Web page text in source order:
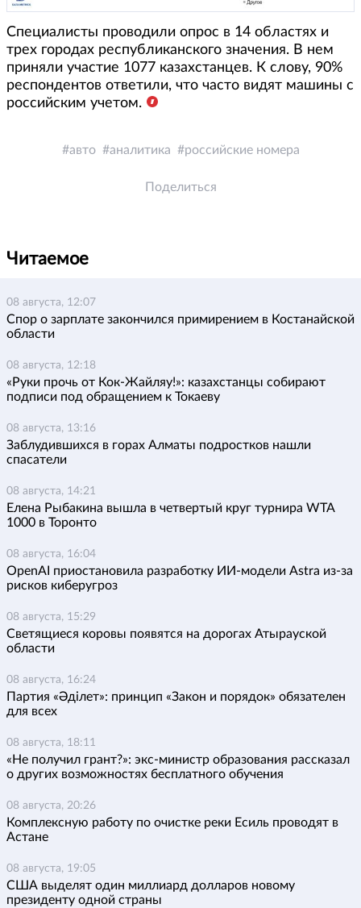
Специалисты проводили опрос в 14 областях и
трех городах республиканского значения. В нем
приняли участие 1077 казахстанцев. К слову, 90%
респондентов ответили, что часто видят машины с
российским учетом.
авто аналитика российские номера
Поделиться
Читаемое
08 августа, 12:07
Спор о зарплате закончился примирением в Костанайской
области
08 августа, 12:18
«Руки прочь от Кок-Жайляу!»: казахстанцы собирают
подписи под обращением к Токаеву
08 августа, 13:16
Заблудившихся в горах Алматы подростков нашли
спасатели
08 августа, 14:21
Елена Рыбакина вышла в четвертый круг турнира WTA
1000 в Торонто
08 августа, 16:04
OpenAI приостановила разработку ИИ-модели Astra из-за
рисков киберугроз
08 августа, 15:29
Светящиеся коровы появятся на дорогах Атырауской
области
08 августа, 16:24
Партия «Әділет»: принцип «Закон и порядок» обязателен
для всех
08 августа, 18:11
«Не получил грант?»: экс-министр образования рассказал
о других возможностях бесплатного обучения
08 августа, 20:26
Комплексную работу по очистке реки Есиль проводят в
Астане
08 августа, 19:05
США выделят один миллиард долларов новому
президенту одной страны